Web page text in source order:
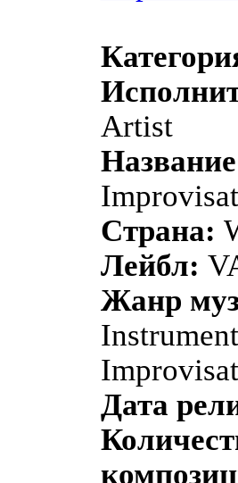
Artist
Страна:
Лейбл:
Жанр
Дата